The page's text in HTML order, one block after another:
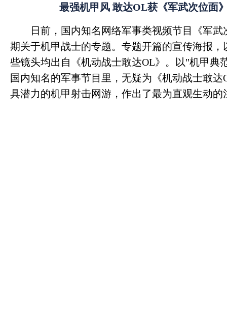
最强机甲风 敢达OL获《军武次位面
日前，国内知名网络军事类视频节目《军武
期关于机甲战士的专题。专题开篇的宣传海报，
些镜头均出自《机动战士敢达OL》。以"机甲典
国内知名的军事节目里，无疑为《机动战士敢达
具潜力的机甲射击网游，作出了最为直观生动的